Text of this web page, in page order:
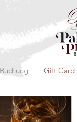
Buchung Gift Card